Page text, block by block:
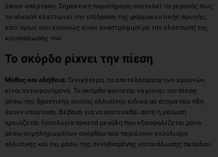
έχουν υπέρταση. Σημαντική παρατήρηση αποτελεί το γεγονός πως
το αλκοόλ ελαττώνει την επίδραση της φαρμακευτικής αγωγής,
κάτι όμως που ευτυχώς είναι αναστρέψιμο με την ελάττωση της
κατανάλωσής του.
Το σκόρδο ρίχνει την πίεση
Μύθος και αλήθεια: Γενικότερα, τα αποτελέσματα των ερευνών
είναι αντικρουόμενα. Το σκόρδο φαίνεται να ρίχνει την πίεση
μέσω της δραστικής ουσίας αλλισίνης ειδικά σε άτομα που ήδη
έχουν υπέρταση. Βέβαια, για να επιτευχθεί αυτή η μείωση
χρειάζεται δοσολογία αρκετά μεγάλη που εξασφαλίζεται μόνο
μέσω συμπληρωμάτων σκόρδου που περιέχουν εκχύλισμα
αλλισίνης και όχι μέσω της συνηθισμένης κατανάλωσης σκόρδου.